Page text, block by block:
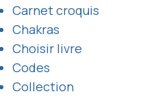
Carnet croquis
Chakras
Choisir livre
Codes
Collection